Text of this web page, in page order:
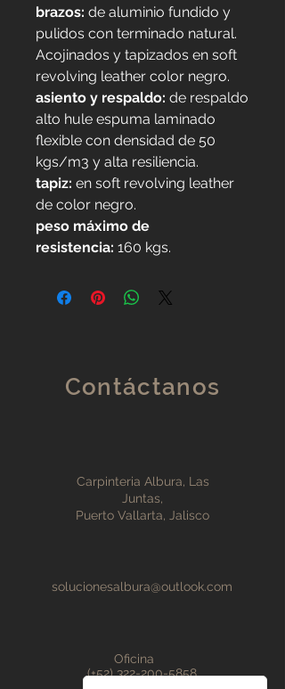
brazos: de aluminio fundido y
pulidos con terminado natural.
Acojinados y tapizados en soft
revolving leather color negro.
asiento y respaldo: de respaldo
alto hule espuma laminado
flexible con densidad de 50
kgs/m3 y alta resiliencia.
tapiz: en soft revolving leather
de color negro.
peso máximo de
resistencia: 160 kgs.
Contáctanos
Carpinteria Albura, Las
Juntas,
Puerto Vallarta, Jalisco
solucionesalbura@outlook.com
Oficina
(+52) 322-200-5858